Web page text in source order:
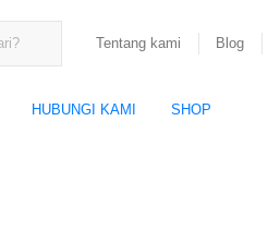
Tentang kami Blog
HUBUNGI KAMI SHOP